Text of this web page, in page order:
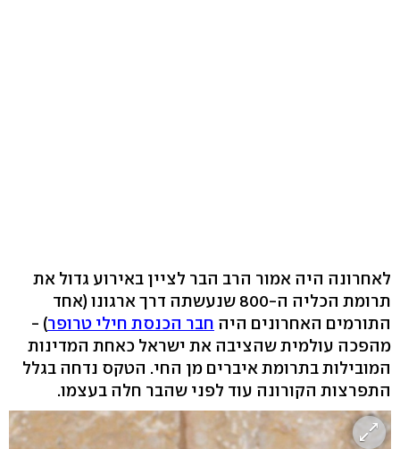
לאחרונה היה אמור הרב הבר לציין באירוע גדול את
תרומת הכליה ה-800 שנעשתה דרך ארגונו (אחד
התורמים האחרונים היה חבר הכנסת חילי טרופר) -
מהפכה עולמית שהציבה את ישראל כאחת המדינות
המובילות בתרומת איברים מן החי. הטקס נדחה בגלל
התפרצות הקורונה עוד לפני שהבר חלה בעצמו.